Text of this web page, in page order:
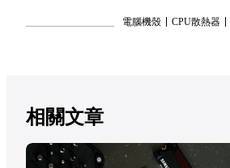
電腦機殼 CPU散熱器
相關文章